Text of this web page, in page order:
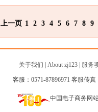
上一页 1 2 3 4 5 6 7 8 9
关于我们 About zj123| 服务
客服：0571-87896971 客服传真
中国电子商务网